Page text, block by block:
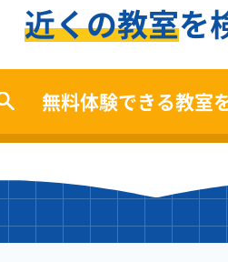
近くの教室を
無料体験できる教室